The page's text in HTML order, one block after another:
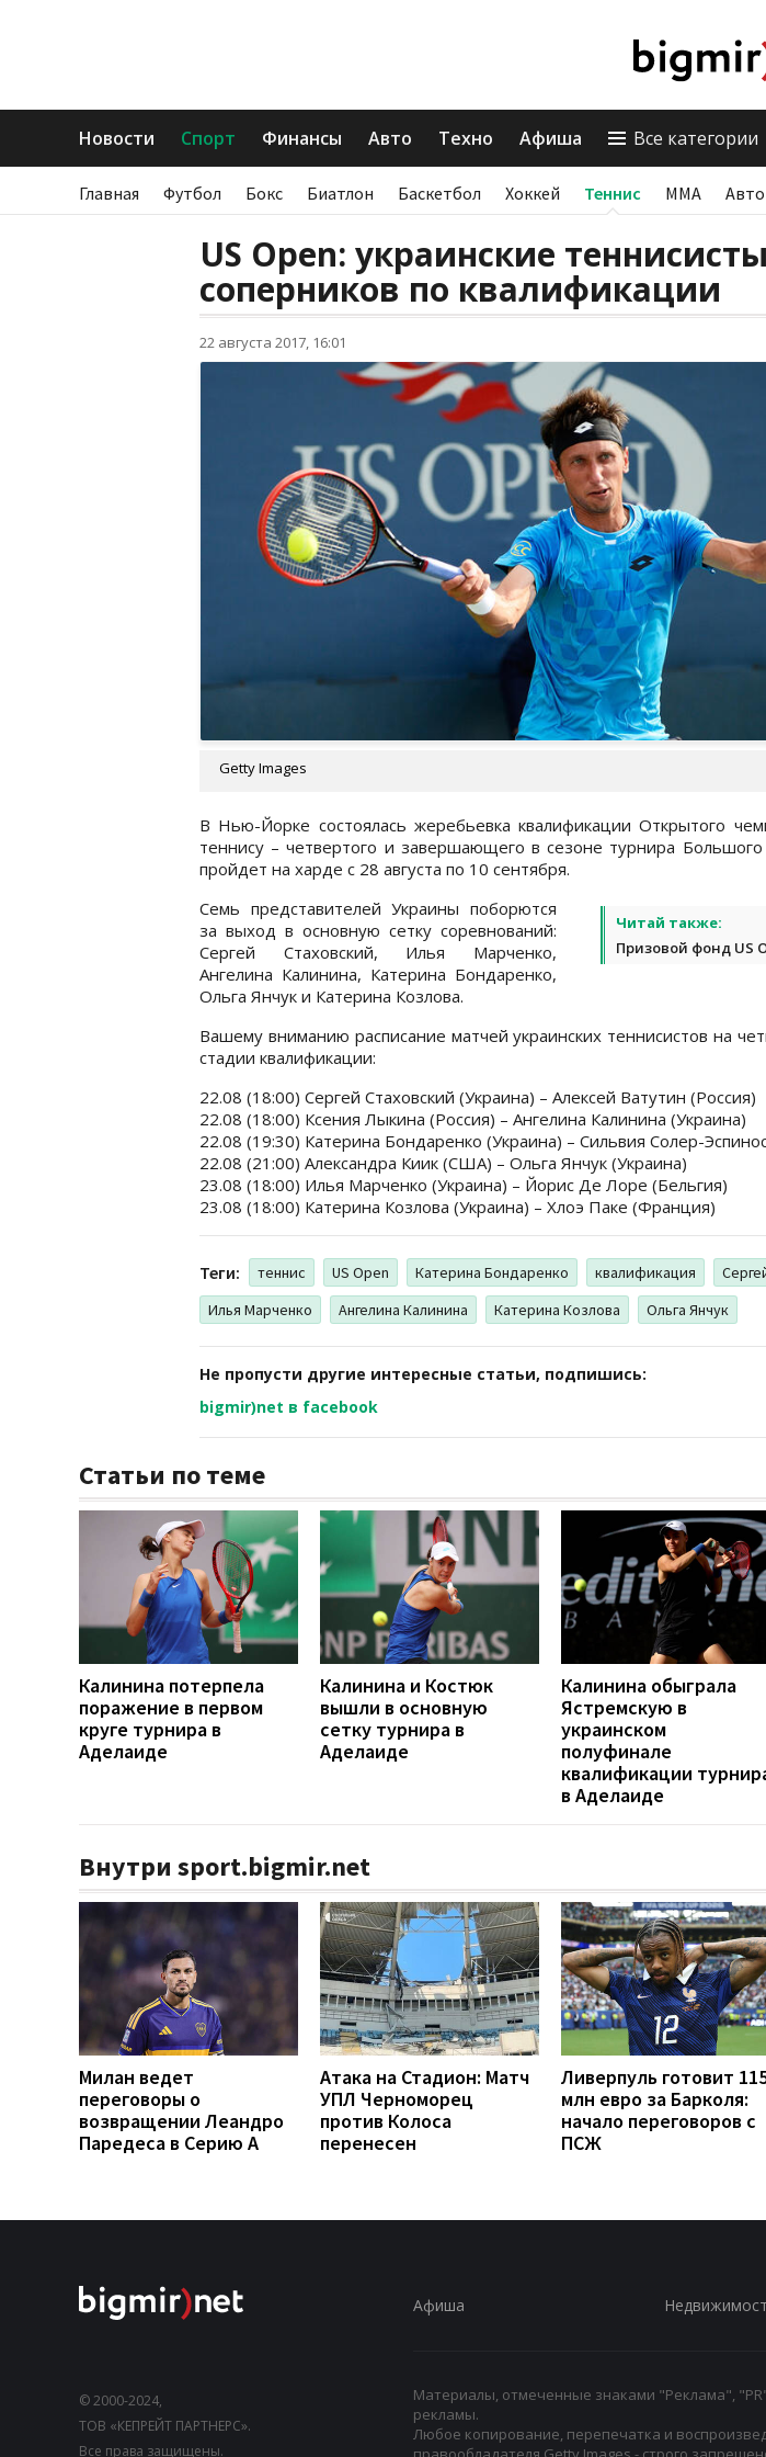
Новости Спорт Финансы Авто Техно Афиша Все категории
Главная Футбол Бокс Биатлон Баскетбол Хоккей Теннис ММА Авто
US Open: украинские
соперников по квалификации
22 августа 2017, 16:01
Getty Images
В Нью-Йорке состоялась жеребьевка квалификации Открытого
теннису – четвертого и завершающего в сезоне турнира
пройдет на харде с 28 августа по 10 сентября.
Читай также:
Призовой фонд US
Семь представителей Украины поборются
за выход в основную сетку соревнований:
Сергей Стаховский, Илья Марченко,
Ангелина Калинина, Катерина Бондаренко,
Ольга Янчук и Катерина Козлова.
Вашему вниманию расписание матчей украинских теннисистов на
стадии квалификации:
22.08 (18:00) Сергей Стаховский (Украина) – Алексей Ватутин (Россия)
22.08 (18:00) Ксения Лыкина (Россия) – Ангелина Калинина (Украина)
22.08 (19:30) Катерина Бондаренко (Украина) – Сильвия Солер-
22.08 (21:00) Александра Киик (США) – Ольга Янчук (Украина)
23.08 (18:00) Илья Марченко (Украина) – Йорис Де Лоре (Бельгия)
23.08 (18:00) Катерина Козлова (Украина) – Хлоэ Паке (Франция)
Теги: теннис US Open Катерина Бондаренко квалификация
Илья Марченко
Ангелина Калинина Катерина Козлова Ольга Янчук
Не пропусти другие интересные статьи, подпишись:
bigmir)net в facebook
Статьи по теме
Калинина потерпела
поражение в первом
круге турнира в
Аделаиде
Калинина и Костюк
вышли в основную
сетку турнира в
Аделаиде
Калинина обыграла
Ястремскую в
украинском
полуфинале
квалификации
в Аделаиде
Внутри sport.bigmir.net
Милан ведет
переговоры о
возвращении Леандро
Паредеса в Серию А
Атака на Стадион: Матч
УПЛ Черноморец
против Колоса
перенесен
Ливерпуль готовит
млн евро за Барколя:
начало переговоров с
ПСЖ
© 2000-2024,
ТОВ «КЕПРЕЙТ ПАРТНЕРС».
Все права защищены.
Афиша
Материалы, отмеченные знаками "Реклама",
рекламы.
Любое копирование, перепечатка и